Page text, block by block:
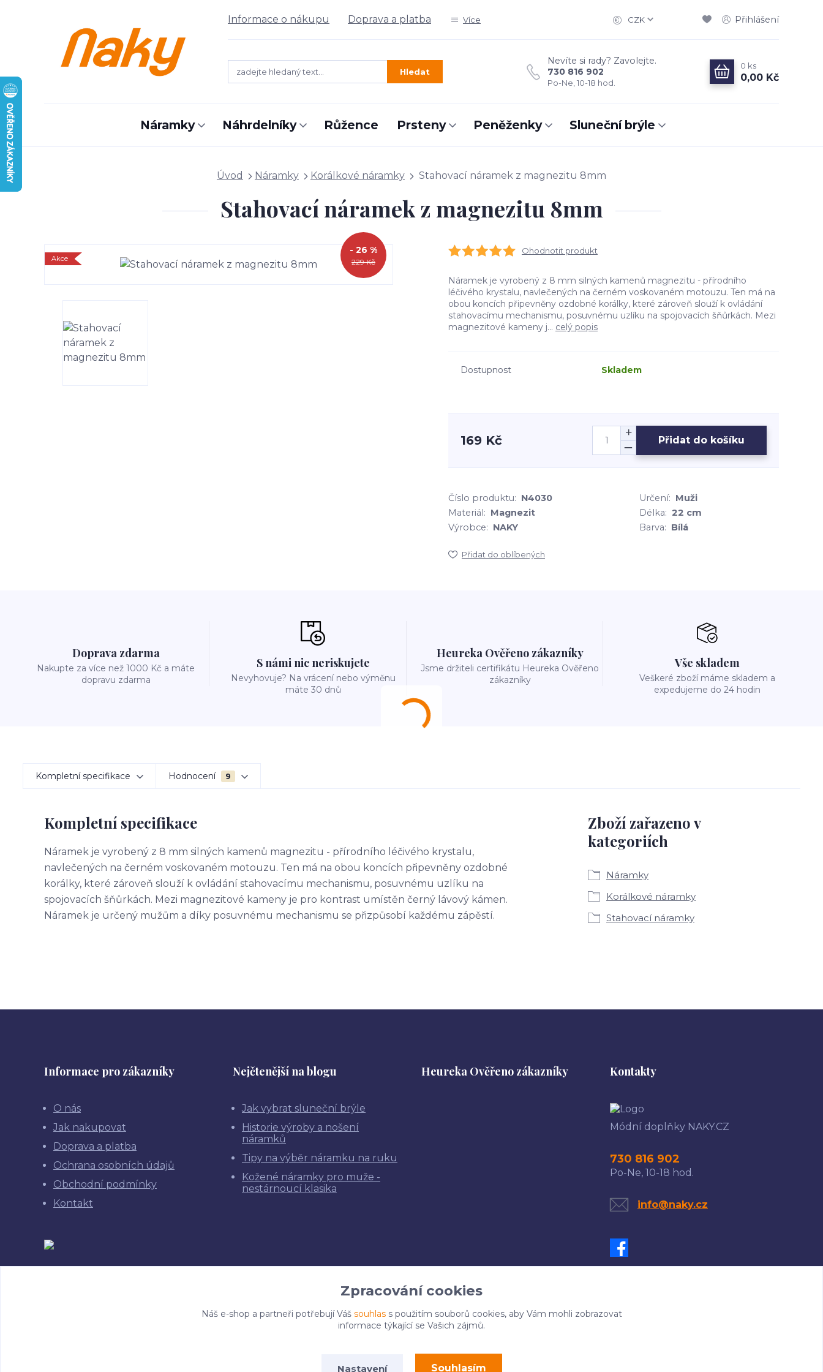
Informace o nákupu Doprava a platba Více CZK Přihlášení
Hledat
Nevíte si rady? Zavolejte.
730 816 902
Po-Ne, 10-18 hod.
0 ks
0,00 Kč
Náramky Náhrdelníky Růžence Prsteny Peněženky Sluneční brýle
Úvod Náramky Korálkové náramky Stahovací náramek z magnezitu 8mm
Stahovací náramek z magnezitu 8mm
Akce 229 Kč
- 26 % Ohodnotit produkt
Náramek je vyrobený z 8 mm silných kamenů magnezitu - přírodního
léčivého krystalu, navlečených na černém voskovaném motouzu. Ten má na
obou koncích připevněny ozdobné korálky, které zároveň slouží k ovládání
stahovacímu mechanismu, posuvnému uzlíku na spojovacích šňůrkách. Mezi
magnezitové kameny j... celý popis
Dostupnost Skladem
169 Kč Přidat do košíku
Číslo produktu: N4030 Určení: Muži
Materiál: Magnezit Délka: 22 cm
Výrobce: NAKY Barva: Bílá
Přidat do oblíbených
Doprava zdarma
Nakupte za více než 1000 Kč a máte
dopravu zdarma
S námi nic neriskujete
Nevyhovuje? Na vrácení nebo výměnu
máte 30 dnů
Heureka Ověřeno zákazníky
Jsme držiteli certifikátu Heureka Ověřeno
zákazníky
Vše skladem
Veškeré zboží máme skladem a
expedujeme do 24 hodin
Kompletní specifikace Hodnocení 9
Kompletní specifikace
Náramek je vyrobený z 8 mm silných kamenů magnezitu - přírodního léčivého krystalu,
navlečených na černém voskovaném motouzu. Ten má na obou koncích připevněny ozdobné
korálky, které zároveň slouží k ovládání stahovacímu mechanismu, posuvnému uzlíku na
spojovacích šňůrkách. Mezi magnezitové kameny je pro kontrast umístěn černý lávový kámen.
Náramek je určený mužům a díky posuvnému mechanismu se přizpůsobí každému zápěstí.
Zboží zařazeno v
kategoriích
Náramky
Korálkové náramky
Stahovací náramky
Informace pro zákazníky
O nás
Jak nakupovat
Doprava a platba
Ochrana osobních údajů
Obchodní podmínky
Kontakt
Nejčtenější na blogu
Jak vybrat sluneční brýle
Historie výroby a nošení
náramků
Tipy na výběr náramku na ruku
Kožené náramky pro muže -
nestárnoucí klasika
Heureka Ověřeno zákazníky Kontakty
Módní doplňky NAKY.CZ
730 816 902
Po-Ne, 10-18 hod.
info@naky.cz
Zpracování cookies
Náš e-shop a partneři potřebují Váš souhlass použitím souborů cookies, aby Vám mohli zobrazovat
informace týkající se Vašich zájmů.
Nastavení Souhlasím